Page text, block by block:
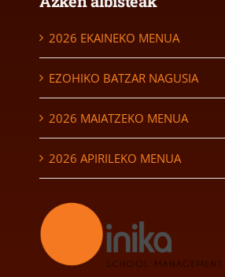
2026 EKAINEKO MENUA
EZOHIKO BATZAR NAGUSIA
2026 MAIATZEKO MENUA
2026 APIRILEKO MENUA